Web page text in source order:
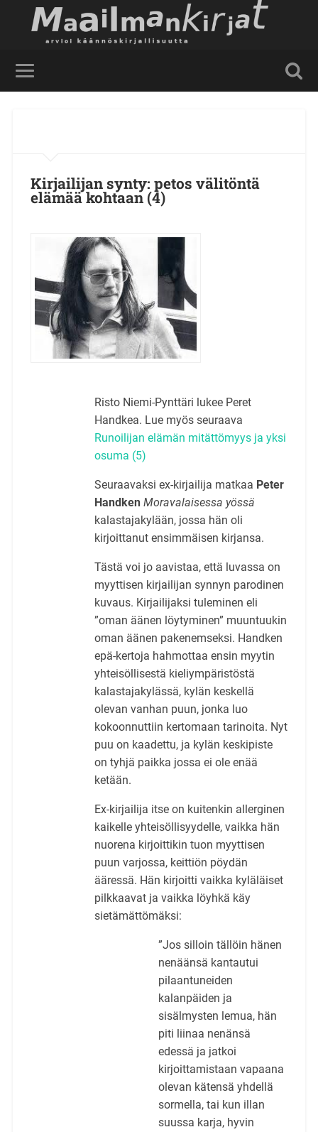
Kirjailijan synty: petos välitöntä
elämää kohtaan (4)
Risto Niemi-Pynttäri lukee Peret
Handkea. Lue myös seuraava
Runoilijan elämän mitättömyys ja yksi
osuma (5)
Seuraavaksi ex-kirjailija matkaa Peter
Handken Moravalaisessa yössä
kalastajakylään, jossa hän oli
kirjoittanut ensimmäisen kirjansa.
Tästä voi jo aavistaa, että luvassa on
myyttisen kirjailijan synnyn parodinen
kuvaus. Kirjailijaksi tuleminen eli
”oman äänen löytyminen” muuntuukin
oman äänen pakenemseksi. Handken
epä-kertoja hahmottaa ensin myytin
yhteisöllisestä kieliympäristöstä
kalastajakylässä, kylän keskellä
olevan vanhan puun, jonka luo
kokoonnuttiin kertomaan tarinoita. Nyt
puu on kaadettu, ja kylän keskipiste
on tyhjä paikka jossa ei ole enää
ketään.
Ex-kirjailija itse on kuitenkin allerginen
kaikelle yhteisöllisyydelle, vaikka hän
nuorena kirjoittikin tuon myyttisen
puun varjossa, keittiön pöydän
ääressä. Hän kirjoitti vaikka kyläläiset
pilkkaavat ja vaikka löyhkä käy
sietämättömäksi:
”Jos silloin tällöin hänen
nenäänsä kantautui
pilaantuneiden
kalanpäiden ja
sisälmysten lemua, hän
piti liinaa nenänsä
edessä ja jatkoi
kirjoittamistaan vapaana
olevan kätensä yhdellä
sormella, tai kun illan
suussa karja, hyvin